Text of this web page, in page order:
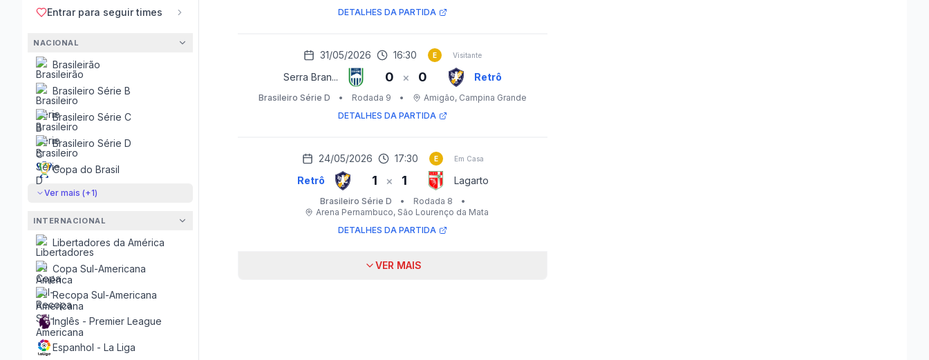
Entrar para seguir times
NACIONAL
Brasileirão
Brasileiro Série B
Brasileiro Série C
Brasileiro Série D
Copa do Brasil
Ver mais (+1)
INTERNACIONAL
Libertadores da América
Copa Sul-Americana
Recopa Sul-Americana
Inglês - Premier League
Espanhol - La Liga
DETALHES DA PARTIDA
31/05/2026 16:30 E Visitante
Serra Bran... 0 × 0 Retrô
Brasileiro Série D • Rodada 9 • Amigão, Campina Grande
DETALHES DA PARTIDA
24/05/2026 17:30 E Em Casa
Retrô 1 × 1 Lagarto
Brasileiro Série D • Rodada 8
•
Arena Pernambuco, São Lourenço da Mata
DETALHES DA PARTIDA
VER MAIS